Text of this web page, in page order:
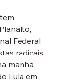
Federal
radicais.
manhã
Lula em